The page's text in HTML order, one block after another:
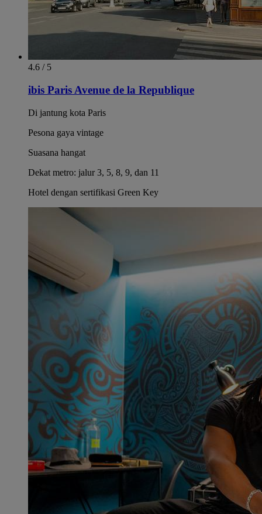
4.6 / 5
ibis Paris Avenue de la Republique
Di jantung kota Paris
Pesona gaya vintage
Suasana hangat
Dekat metro: jalur 3, 5, 8, 9, dan 11
Hotel dengan sertifikasi Green Key